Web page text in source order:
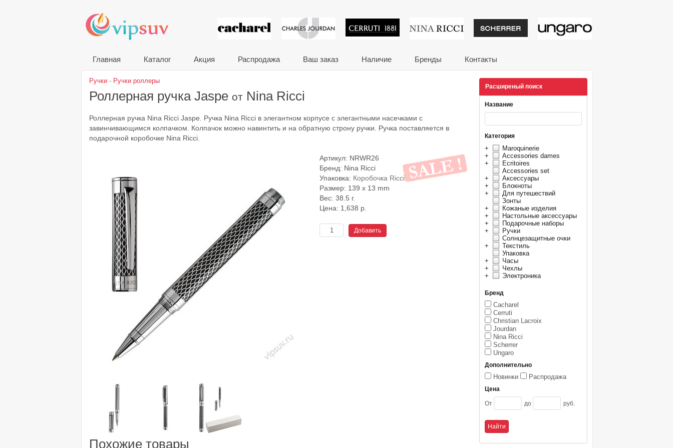
VIP сувениры и корпоративные подарки от
Главная Каталог Акция Распродажа Ваш заказ Наличие Бренды Контакты
Расширеный поиск
Название
Категория
+
Maroquinerie
+
Accessories dames
+
Ecritoires
Accessories set
+
Аксессуары
+
Блокноты
+
Для путешествий
Зонты
+
Кожаные изделия
+
Настольные аксессуары
+
Подарочные наборы
+
Ручки
Солнцезащитные очки
+
Текстиль
Упаковка
+
Часы
+
Чехлы
+
Электроника
Бренд
Cacharel
Cerruti
Christian Lacroix
Jourdan
Nina Ricci
Scherrer
Ungaro
Дополнительно
Новинки Распродажа
Цена
От до руб.
Ручки - Ручки роллеры
Роллерная ручка Jaspe от Nina Ricci
Роллерная ручка Nina Ricci Jaspe. Ручка Nina Ricci в элегантном корпусе с элегантными насечками с
завинчивающимся колпачком. Колпачок можно навинтить и на обратную строну ручки. Ручка поставляется в
подарочной коробочке Nina Ricci.
Артикул: NRWR26
Бренд: Nina Ricci
Упаковка: Коробочка Ricci
Размер: 139 x 13 mm
Вес: 38.5 г.
Цена: 1,638 р.
Похожие товары